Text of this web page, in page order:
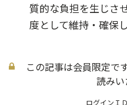
質的な負担を生じさ
度として維持・確保
この記事は会員限定で
読みい
ログインＩ